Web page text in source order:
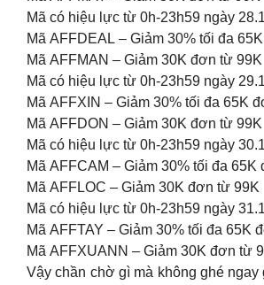
Mã có hiệu lực từ 0h-23h59 ngày 28.1
Mã AFFDEAL – Giảm 30% tối đa
Mã AFFMAN – Giảm 30K đơn từ 99K
Mã có hiệu lực từ 0h-23h59 ngày 29.1
Mã AFFXIN – Giảm 30% tối đa 65K
Mã AFFDON – Giảm 30K đơn từ 99K
Mã có hiệu lực từ 0h-23h59 ngày 30.1
Mã AFFCAM – Giảm 30% tối đa 65K
Mã AFFLOC – Giảm 30K đơn từ 99K
Mã có hiệu lực từ 0h-23h59 ngày 31.1
Mã AFFTAY – Giảm 30% tối đa 65K
Mã AFFXUANN – Giảm 30K đơn từ
Vậy chần chờ gì mà không ghé ngay